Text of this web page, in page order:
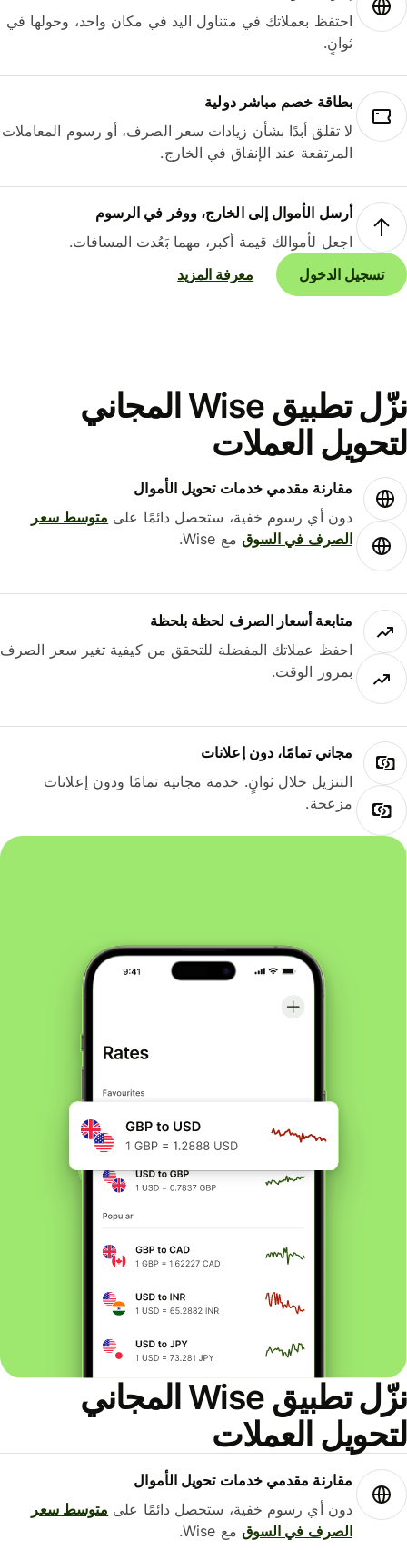
احتفظ بعملاتك في متناول اليد في مكان واحد، وحولها في
ثوانٍ.
بطاقة خصم مباشر دولية
لا تقلق أبدًا بشأن زيادات سعر الصرف، أو رسوم المعاملات
المرتفعة عند الإنفاق في الخارج.
أرسل الأموال إلى الخارج، ووفر في الرسوم
اجعل لأموالك قيمة أكبر، مهما بَعُدت المسافات.
تسجيل الدخول
معرفة المزيد
نزّل تطبيق Wise المجاني
العملات
مقارنة مقدمي خدمات تحويل الأموال
دون أي رسوم خفية، ستحصل دائمًا علىمتوسط ​​سعر
الصرف في السوقمع Wise.
متابعة أسعار الصرف لحظة بلحظة
احفظ عملاتك المفضلة للتحقق من كيفية تغير سعر الصرف
بمرور الوقت.
مجاني تمامًا، دون إعلانات
التنزيل خلال ثوانٍ. خدمة مجانية تمامًا ودون إعلانات
مزعجة.
نزّل تطبيق Wise المجاني
العملات
مقارنة مقدمي خدمات تحويل الأموال
دون أي رسوم خفية، ستحصل دائمًا علىمتوسط ​​سعر
الصرف في السوقمع Wise.